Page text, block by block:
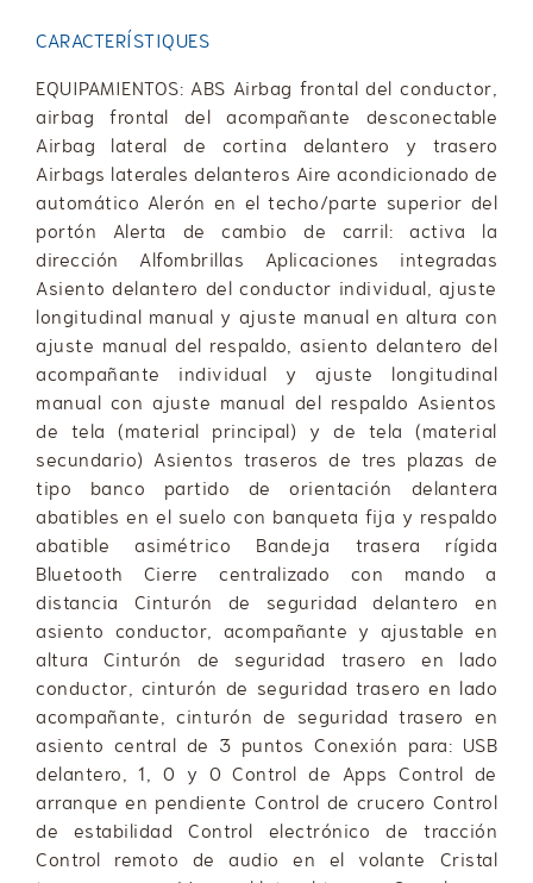
CARACTERÍSTIQUES
EQUIPAMIENTOS: ABS Airbag frontal del conductor,
airbag frontal del acompañante desconectable
Airbag lateral de cortina delantero y trasero
Airbags laterales delanteros Aire acondicionado de
automático Alerón en el techo/parte superior del
portón Alerta de cambio de carril: activa la
dirección Alfombrillas Aplicaciones integradas
Asiento delantero del conductor individual, ajuste
longitudinal manual y ajuste manual en altura con
ajuste manual del respaldo, asiento delantero del
acompañante individual y ajuste longitudinal
manual con ajuste manual del respaldo Asientos
de tela (material principal) y de tela (material
secundario) Asientos traseros de tres plazas de
tipo banco partido de orientación delantera
abatibles en el suelo con banqueta fija y respaldo
abatible asimétrico Bandeja trasera rígida
Bluetooth Cierre centralizado con mando a
distancia Cinturón de seguridad delantero en
asiento conductor, acompañante y ajustable en
altura Cinturón de seguridad trasero en lado
conductor, cinturón de seguridad trasero en lado
acompañante, cinturón de seguridad trasero en
asiento central de 3 puntos Conexión para: USB
delantero, 1, 0 y 0 Control de Apps Control de
arranque en pendiente Control de crucero Control
de estabilidad Control electrónico de tracción
Control remoto de audio en el volante Cristal